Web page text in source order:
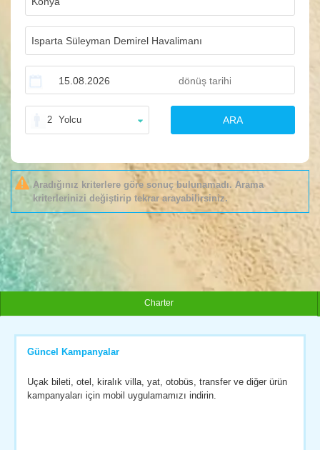
2 Yolcu ARA
Aradığınız kriterlere göre sonuç bulunamadı. Arama
kriterlerinizi değiştirip tekrar arayabilirsiniz.
Charter
Güncel Kampanyalar
Uçak bileti, otel, kiralık villa, yat, otobüs, transfer ve diğer ürün
kampanyaları için mobil uygulamamızı indirin.